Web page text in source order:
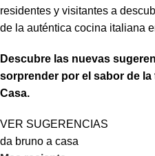
residentes y visitantes a
de la auténtica cocina italiana
Descubre las nuevas
sorprender por el sabor de
Casa.
VER SUGERENCIAS
da bruno a casa